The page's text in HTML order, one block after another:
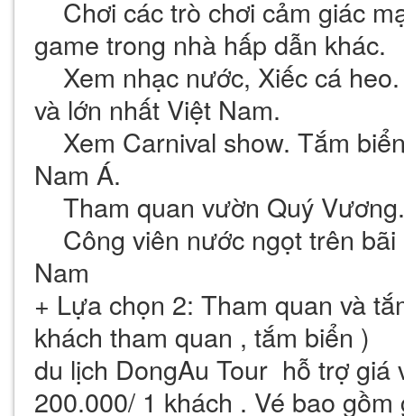
Chơi các trò chơi cảm giác
game trong nhà hấp dẫn khác.
Xem nhạc nước, Xiếc cá
và lớn nhất Việt Nam.
Xem Carnival show. Tắm
Nam Á.
Tham quan vườn Quý
Công viên nước ngọt trên bãi
Nam
+ Lựa chọn 2: Tham quan và
khách tham quan , tắm biển )
du lịch DongAu Tour hỗ trợ giá
200.000/ 1 khách . Vé bao